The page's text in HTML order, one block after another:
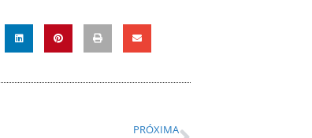
PRÓXIMA